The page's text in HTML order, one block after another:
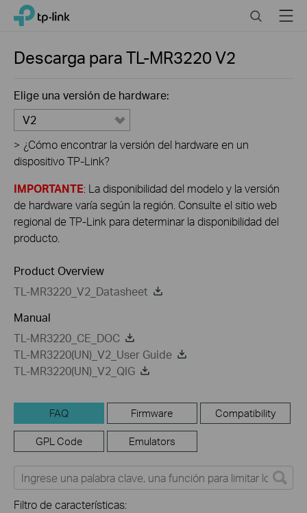
Click
navigation
TP-Link, Reliably Smart SearchMenu
Descarga paraTL-MR3220V2
Elige una versión de hardware:
V2
> ¿Cómo encontrar la versión del hardware en un
dispositivo TP-Link?
IMPORTANTE: La disponibilidad del modelo y la versión
de hardware varía según la región. Consulte el sitio web
regional de TP-Link para determinar la disponibilidad del
producto.
Product Overview
TL-MR3220_V2_Datasheet
Manual
TL-MR3220_CE_DOC
TL-MR3220(UN)_V2_User Guide
TL-MR3220(UN)_V2_QIG
FAQ Firmware Compatibility
GPL Code Emulators
Filtro de características: